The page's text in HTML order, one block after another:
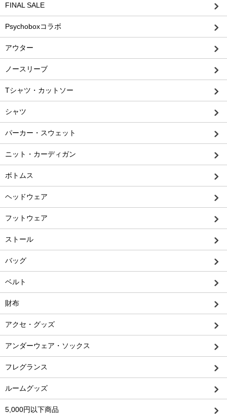
FINAL SALE
Psychoboxコラボ
アウター
ノースリーブ
Tシャツ・カットソー
シャツ
パーカー・スウェット
ニット・カーディガン
ボトムス
ヘッドウェア
フットウェア
ストール
バッグ
ベルト
財布
アクセ・グッズ
アンダーウェア・ソックス
フレグランス
ルームグッズ
5,000円以下商品